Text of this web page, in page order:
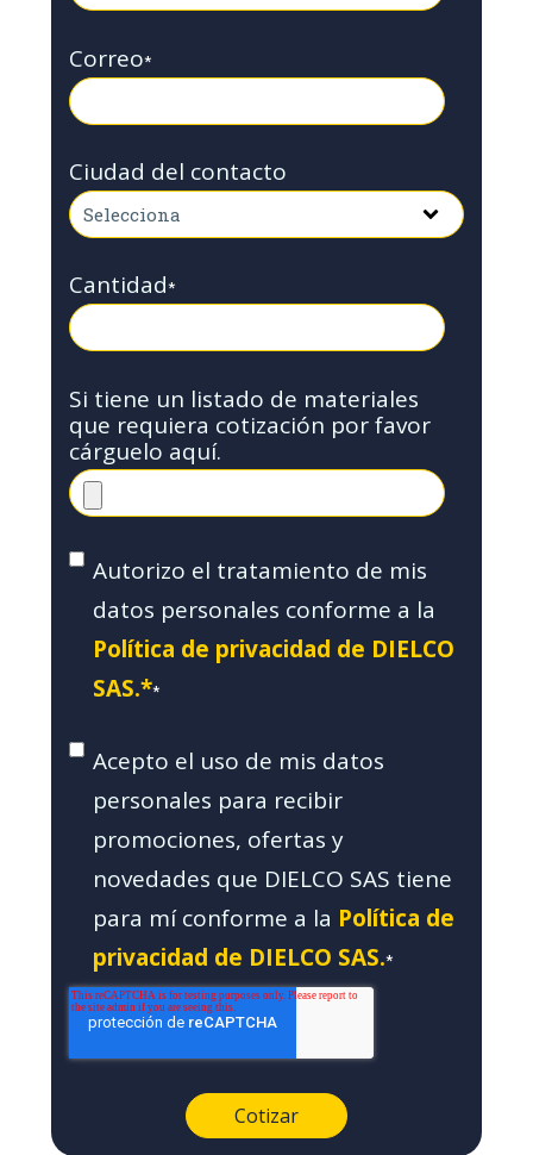
Correo*
Ciudad del contacto
Cantidad*
Si tiene un listado de materiales
que requiera cotización por favor
cárguelo aquí.
Autorizo el tratamiento de mis
datos personales conforme a la
Política de privacidad de DIELCO
SAS.**
Acepto el uso de mis datos
personales para recibir
promociones, ofertas y
novedades que DIELCO SAS tiene
para mí conforme a la Política de
privacidad de DIELCO SAS.*